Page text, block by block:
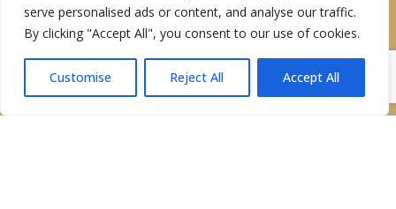
serve personalised ads or content, and analyse our traffic.
By clicking "Accept All", you consent to our use of cookies.
Customise Reject All Accept All
Prekių pristatymas
Garantijos ir grąžinimas
Susisiekite su mumis
PASKYRA